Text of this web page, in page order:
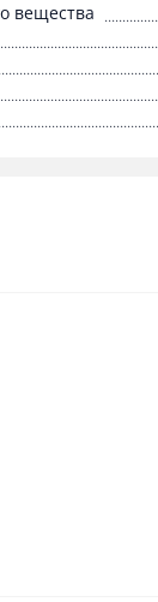
вещества